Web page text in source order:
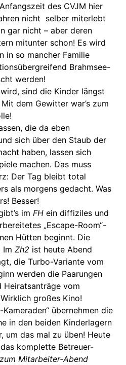
des CVJM hier
nicht selber miterlebt
gar nicht – aber deren
mitunter schon! Es wird
in so mancher Familie
Brahmsee-
werden!
sind die Kinder längst
dem Gewitter war’s zum
die da eben
sich über den Staub der
haben, lassen sich
machen. Das muss
Der Tag bleibt total
als morgens gedacht. Was
Besser!
im FH ein diffiziles und
„Escape-Room“-
Hütten beginnt. Die
Im Zh2 ist heute Abend
die Turbo-Variante vom
werden die Paarungen
Heiratsanträge vom
großes Kino!
übernehmen die
in den beiden Kinderlagern
um das mal zu üben! Heute
komplette Betreuer-
Mitarbeiter-Abend